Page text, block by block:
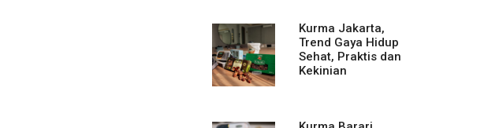
Kurma Jakarta,
Trend Gaya Hidup
Sehat, Praktis dan
Kekinian